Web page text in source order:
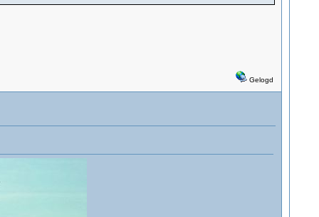
Gelogd